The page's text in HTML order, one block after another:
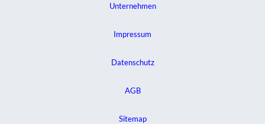
Unternehmen
Impressum
Datenschutz
AGB
Sitemap